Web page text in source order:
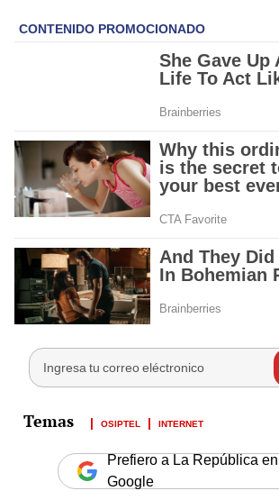
OSIPTEL INTERNET
Prefiero a La República en
Google